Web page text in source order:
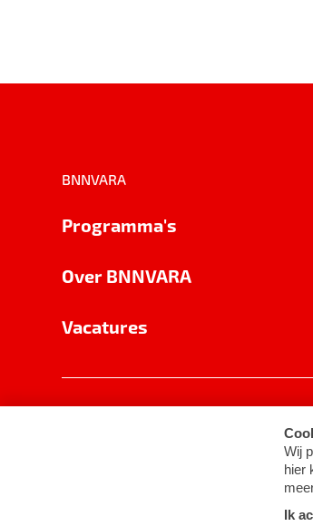
BNNVARA
Programma's
Over BNNVARA
Vacatures
Cookie-instellingen